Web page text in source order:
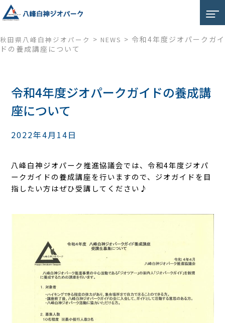
秋田県八峰白神ジオパーク > NEWS > 令和4年度ジオパークガイ
ドの養成講座について
令和4年度ジオパークガイドの養成講
座について
2022年4月14日
八峰白神ジオパーク推進協議会では、令和4年度ジオパ
ークガイドの養成講座を行いますので、ジオガイドを目
指したい方はぜひ受講してください♪